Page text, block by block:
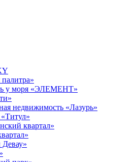
у моря «ЭЛЕМЕНТ»
недвижимость «Лазурь»
квартал»